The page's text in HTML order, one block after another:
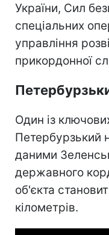
України, Сил
спеціальних
управління
прикордонної
Один із
Петербурзький
даними
державного
об'єкта
кілометрів.